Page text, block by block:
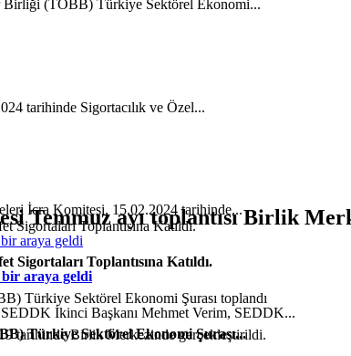
Birliği (TOBB) Türkiye Sektörel Ekonomi...
tarihinde Sigortacılık ve Özel...
İcra Komitesi, 15.02.2024 tarihinde...
araya geldi
İkinci Başkanı Mehmet Verim, SEDDK...
Toplantısına Katıldı.
Türkiye Sektörel Ekonomi Şurası...
Temmuz ayı toplantısı Birlik
tarihinde Birlik Merkezinde gerçekleştirildi.